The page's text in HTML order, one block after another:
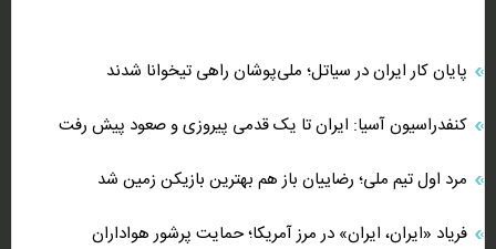
پایان کار ایران در سیاتل؛ ملی‌پوشان راهی تیخوانا شدند
کنفدراسیون آسیا: ایران تا یک قدمی پیروزی و صعود پیش رفت
مرد اول تیم ملی؛ رضاییان باز هم بهترین بازیکن زمین شد
فریاد «ایران، ایران» در مرز آمریکا؛ حمایت پرشور هواداران